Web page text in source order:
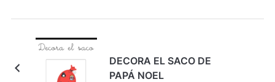
DECORA EL SACO DE
PAPÁ NOEL